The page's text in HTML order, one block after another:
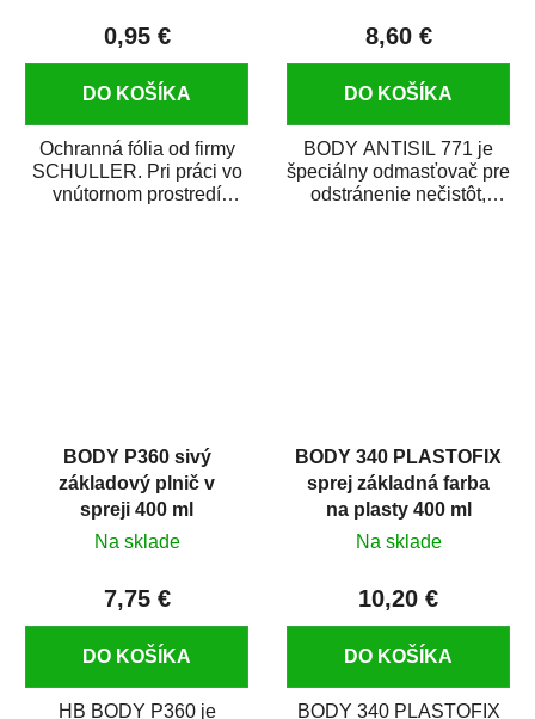
0,95 €
DO KOŠÍKA
Ochranná fólia od firmy
SCHULLER. Pri práci vo
vnútornom prostredí
8,60 €
DO KOŠÍKA
BODY ANTISIL 771 je
špeciálny odmasťovač pre
odstránenie nečistôt,
BODY P360 sivý
základový plnič v
spreji 400 ml
Na sklade
7,75 €
DO KOŠÍKA
HB BODY P360 je
BODY 340 PLASTOFIX
sprej základná farba
na plasty 400 ml
Na sklade
10,20 €
DO KOŠÍKA
BODY 340 PLASTOFIX